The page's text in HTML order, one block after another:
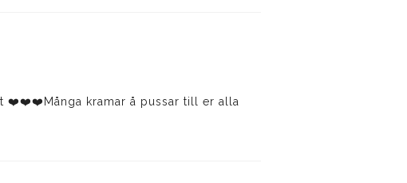
❤️❤️❤️Många kramar å pussar till er alla